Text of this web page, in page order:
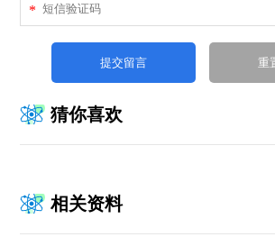
*
猜你喜欢
相关资料